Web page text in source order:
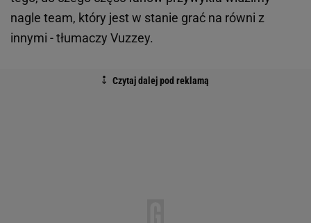
nagle team, który jest w stanie grać na równi z
innymi - tłumaczy Vuzzey.